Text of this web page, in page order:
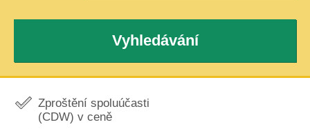
Vyhledávání
Zproštění spoluúčasti
(CDW) v ceně